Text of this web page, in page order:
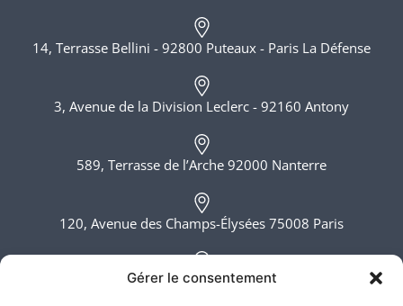
Gérer le consentement
14, Terrasse Bellini - 92800 Puteaux - Paris La Défense
3, Avenue de la Division Leclerc - 92160 Antony
589, Terrasse de l’Arche 92000 Nanterre
120, Avenue des Champs-Élysées 75008 Paris
6, rue du Bois Sauvage 91000 Evry